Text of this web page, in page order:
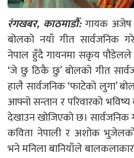
रंगखबर, काठमाडौँ: गायक अजेष
बोलको नयाँ गीत सार्वजनिक
नेपाल हुँदै गायनमा सकृय पौडेलले
‘जे छु ठिकै छु’ बोलको गीत
हालै सार्वजनिक ‘फाटेको लुगा’
आफ्नो सन्तान र परिवारको
देखाउन खोजिएको छ। सार्वजनिक
कविता नेपाली र अशोक
भने मनिला बानियाँले